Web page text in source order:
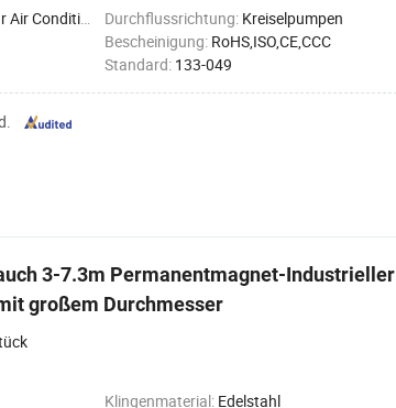
Herstellung,für Kühlen Durchflussrichtung: Kreiselpumpen
Bescheinigung: RoHS,ISO,CE,CCC
Standard: 133-049
3-7.3m Permanentmagnet-Industrieller
großem Durchmesser
Klingenmaterial: Edelstahl